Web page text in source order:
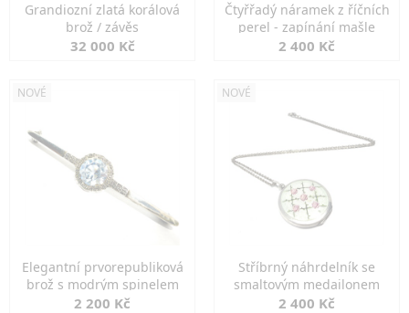
Grandiozní zlatá korálová
brož / závěs
32 000 Kč
Čtyřřadý náramek z říčních
perel - zapínání mašle
2 400 Kč
NOVÉ
Elegantní prvorepubliková
brož s modrým spinelem
2 200 Kč
NOVÉ
Stříbrný náhrdelník se
smaltovým medailonem
2 400 Kč